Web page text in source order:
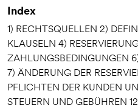
Index
1) RECHTSQUELLEN 2)
KLAUSELN 4)
ZAHLUNGSBEDINGUNGEN
7) ÄNDERUNG DER
PFLICHTEN DER KUNDEN
STEUERN UND GEBÜHREN